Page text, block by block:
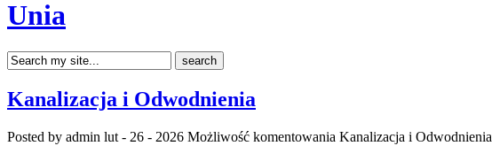
Unia
Kanalizacja i Odwodnienia
Posted by admin lut - 26 - 2026 Możliwość komentowania Kanalizacja i Odwodnienia